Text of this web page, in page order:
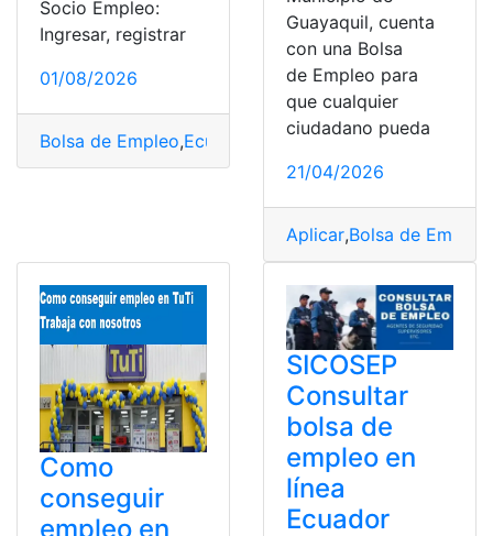
Socio Empleo:
Ingresar, registrar
01/08/2026
Bolsa de Empleo,Ecuador Empleo,Empleo en Ecuador
Guayaquil, cuenta
con una Bolsa
de Empleo para
que cualquier
ciudadano pueda
21/04/2026
Aplicar,Bolsa de Empleo
Como
conseguir
empleo en
SICOSEP
Consultar
bolsa de
empleo en
línea
Ecuador